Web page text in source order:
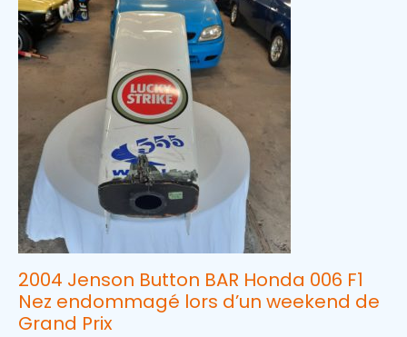
2004 Jenson Button BAR Honda 006 F1
Nez endommagé lors d’un weekend de
Grand Prix